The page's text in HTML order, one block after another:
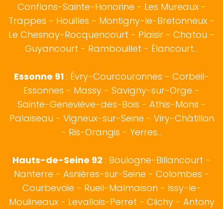
Conflans-Sainte-Honorine - Les Mureaux -
Trappes - Houilles - Montigny-le-Bretonneux -
Le Chesnay-Rocquencourt - Plaisir - Chatou -
Guyancourt - Rambouillet - Élancourt...
Essonne 91 : Évry-Courcouronnes - Corbeil-
Essonnes - Massy - Savigny-sur-Orge -
Sainte-Geneviève-des-Bois - Athis-Mons -
Palaiseau - Vigneux-sur-Seine - Viry-Châtillon
- Ris-Orangis - Yerres...
Hauts-de-Seine 92 : Boulogne-Billancourt -
Nanterre - Asnières-sur-Seine - Colombes -
Courbevoie - Rueil-Malmaison - Issy-le-
Moulineaux - Levallois-Perret - Clichy - Antony